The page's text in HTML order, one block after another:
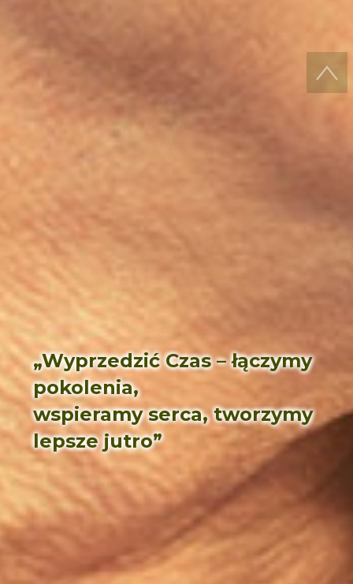
„Wyprzedzić Czas – łączymy
pokolenia,
wspieramy serca, tworzymy
lepsze jutro”